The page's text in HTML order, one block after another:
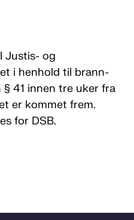
Justis- og
i henhold til brann-
41 innen tre uker fra
er kommet frem.
for DSB.